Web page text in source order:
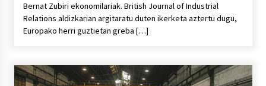
Bernat Zubiri ekonomilariak. British Journal of Industrial
Relations aldizkarian argitaratu duten ikerketa aztertu dugu,
Europako herri guztietan greba […]